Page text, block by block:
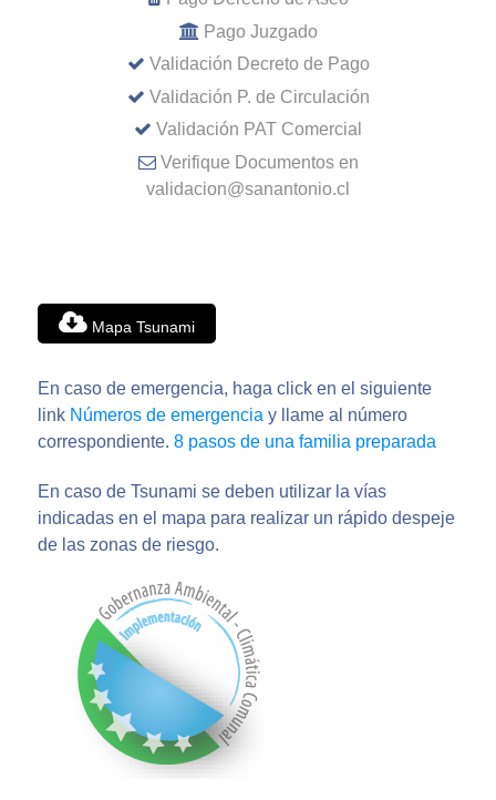
Pago Juzgado
Validación Decreto de Pago
Validación P. de Circulación
Validación PAT Comercial
Verifique Documentos en
validacion@sanantonio.cl
Mapa Tsunami
En caso de emergencia, haga click en el siguiente
link Números de emergencia y llame al número
correspondiente. 8 pasos de una familia preparada
En caso de Tsunami se deben utilizar la vías
indicadas en el mapa para realizar un rápido despeje
de las zonas de riesgo.